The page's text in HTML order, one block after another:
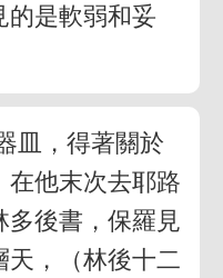
的是軟弱和妥
皿，得著關於
在他末次去耶路
多後書，保羅見
天，（林後十二